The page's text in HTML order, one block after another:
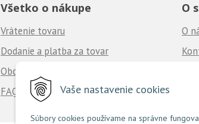
Vaše nastavenie cookies
Súbory cookies používame na správne
Všetko o nákupe
Vrátenie tovaru
Dodanie a platba za tovar
Obchodné podmienky
FAQ - často kladené otázky
O
O